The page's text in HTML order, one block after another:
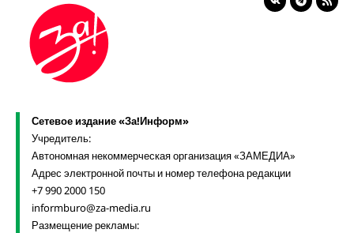
Сетевое издание «За!Информ»
Учредитель:
Автономная некоммерческая организация «ЗАМЕДИА»
Адрес электронной почты и номер телефона редакции
+7 990 2000 150
informburo@za-media.ru
Размещение рекламы: